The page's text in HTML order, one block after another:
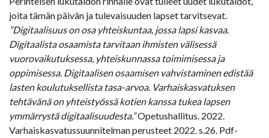
joita tämän päivän ja tulevaisuuden lapset tarvitsevat.
”Digitaalisuus on osa yhteiskuntaa, jossa lapsi kasvaa.
Digitaalista osaamista tarvitaan ihmisten välisessä
vuorovaikutuksessa, yhteiskunnassa toimimisessa ja
oppimisessa. Digitaalisen osaamisen vahvistaminen edistää
lasten koulutuksellista tasa-arvoa. Varhaiskasvatuksen
tehtävänä on yhteistyössä kotien kanssa tukea lapsen
ymmärrystä digitaalisuudesta.”Opetushallitus. 2022.
Varhaiskasvatussuunnitelman perusteet 2022. s.26. Pdf-